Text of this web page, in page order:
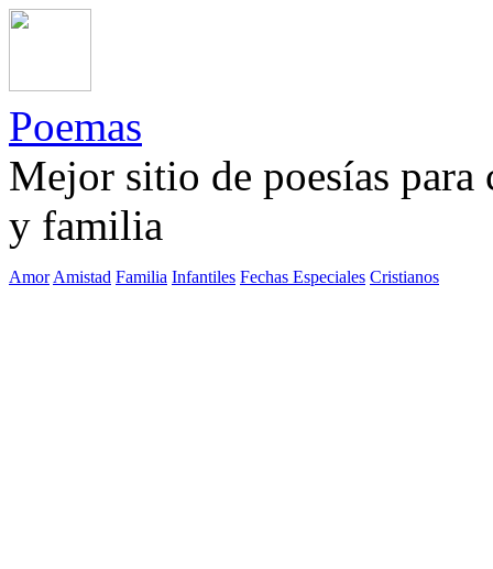
Poemas
Mejor sitio de poesías
y familia
Amor Amistad Familia Infantiles Fechas Especiales Cristianos